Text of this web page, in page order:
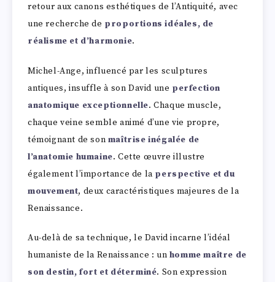
retour aux canons esthétiques de l’Antiquité, avec
une recherche de proportions idéales, de
réalisme et d’harmonie.
Michel-Ange, influencé par les sculptures
antiques, insuffle à son David une perfection
anatomique exceptionnelle. Chaque muscle,
chaque veine semble animé d’une vie propre,
témoignant de son maîtrise inégalée de
l’anatomie humaine. Cette œuvre illustre
également l’importance de la perspective et du
mouvement, deux caractéristiques majeures de la
Renaissance.
Au-delà de sa technique, le David incarne l’idéal
humaniste de la Renaissance : un homme maître de
son destin, fort et déterminé. Son expression